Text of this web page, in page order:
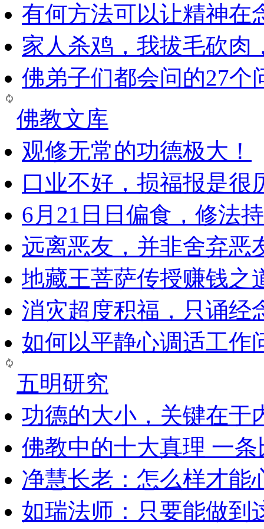
有何方法可以让精神在
家人杀鸡，我拔毛砍肉
佛弟子们都会问的27个
佛教文库
观修无常的功德极大！
口业不好，损福报是很
6月21日日偏食，修法
远离恶友，并非舍弃恶
地藏王菩萨传授赚钱之
消灾超度积福，只诵经
如何以平静心调适工作
五明研究
功德的大小，关键在于
佛教中的十大真理 一
净慧长老：怎么样才能
如瑞法师：只要能做到